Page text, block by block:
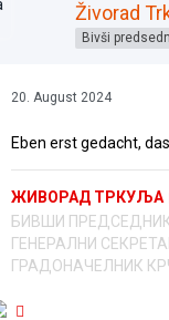
Živorad
Bivši
20. August 2024
Eben erst gedacht,
ЖИВОРАД ТРКУЉА
БИВШИ
ГЕНЕРАЛНИ
ГРАДОНАЧЕЛНИК